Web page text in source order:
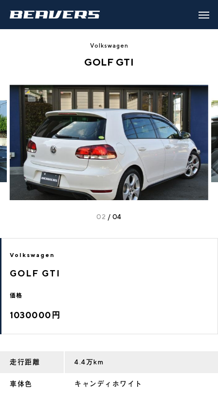
Volkswagen
GOLF GTI
02 / 04
Volkswagen
GOLF GTI
価格
1030000円
走行距離 4.4万km
車体色 キャンディホワイト